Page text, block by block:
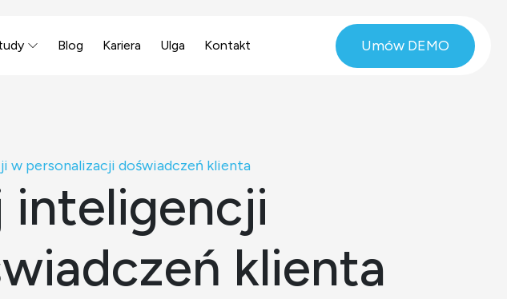
Blog Kariera Ulga Kontakt Umów DEMO
w personalizacji doświadczeń klienta
inteligencji
klienta